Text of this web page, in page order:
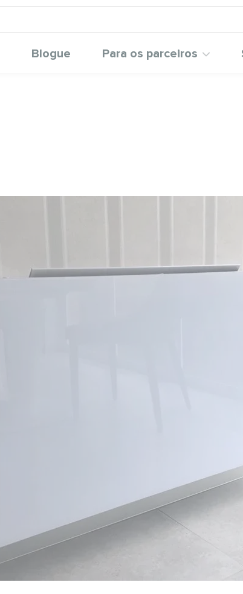
Blogue Para os parceiros